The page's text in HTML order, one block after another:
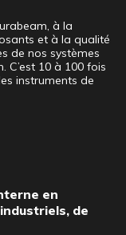
à la
et à la qualité
de nos systèmes
C’est 10 à 100 fois
instruments de
en
de